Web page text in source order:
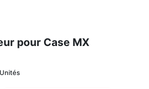
pour Case MX
Unités